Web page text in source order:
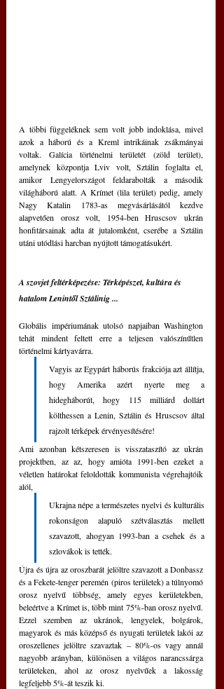
A többi függeléknek sem volt jobb indoklása, mivel
azok a háború és a Kreml intrikáinak zsákmányai
voltak. Galícia történelmi területét (zöld terület),
amelynek központja Lviv volt, Sztálin foglalta el,
amikor Lengyelországot feldarabolták a második
világháború alatt. A Krímet (lila terület) pedig, amely
Nagy Katalin 1783-as megvásárlásától kezdve
alapvetően orosz volt, 1954-ben Hruscsov ukrán
honfitársainak adta át jutalomként, cserébe a Sztálin
utáni utódlási harcban nyújtott támogatásukért.
A szovjet feltérképezése: Térképészet, kultúra és
hatalom Lenintől Sztálinig ...
Globális impériumának utolsó napjaiban Washington
tehát mindent feltett erre a teljesen valószínűtlen
történelmi kártyavárra.
Vagyis az Egypárt háborús frakciója azt állítja,
hogy Amerika azért nyerte meg a
hidegháborút, hogy 115 milliárd dollárt
költhessen a Lenin, Sztálin és Hruscsov által
rajzolt térképek érvényesítésére!
Ami azonban kétszeresen is visszataszító az ukrán
projektben, az az, hogy amióta 1991-ben ezeket a
véletlen határokat feloldották kommunista végrehajtóik
alól,
Ukrajna népe a természetes nyelvi és kulturális
rokonságon alapuló szétválasztás mellett
szavazott, ahogyan 1993-ban a csehek és a
szlovákok is tették.
Újra és újra az oroszbarát jelöltre szavazott a Donbassz
és a Fekete-tenger peremén (piros területek) a túlnyomó
orosz nyelvű többség, amely egyes kerületekben,
beleértve a Krímet is, több mint 75%-ban orosz nyelvű.
Ezzel szemben az ukránok, lengyelek, bolgárok,
magyarok és más középső és nyugati területek lakói az
oroszellenes jelöltre szavaztak – 80%-os vagy annál
nagyobb arányban, különösen a világos narancssárga
területeken, ahol az orosz nyelvűek a lakosság
legfeljebb 5%-át teszik ki.